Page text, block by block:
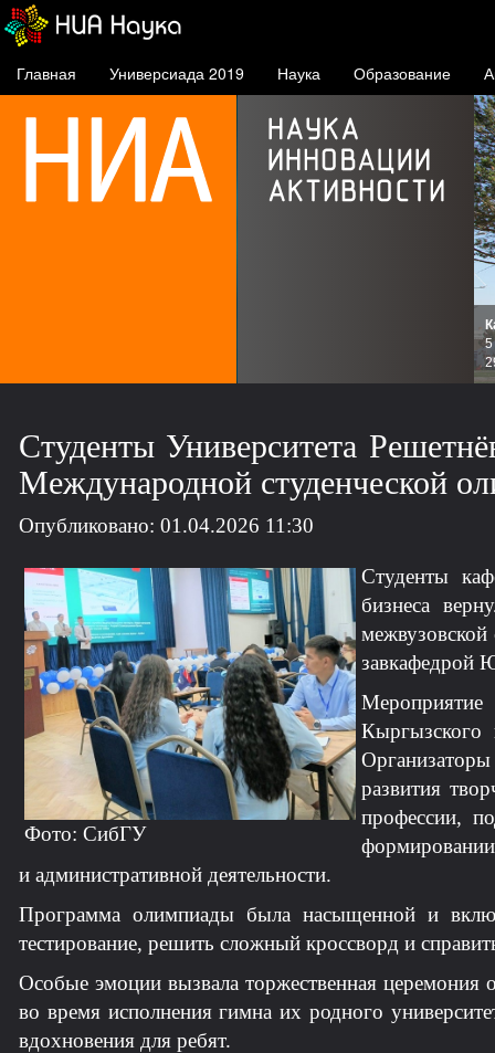
Главная Универсиада 2019 Наука Образование
5
Студенты Университета
Международной студенческой
Опубликовано: 01.04.2026 11:30
Фото: СибГУ
Студенты
бизнеса
межвузовской
завкафедрой
Кыргызского
развития
профессии,
формировании
и административной деятельности.
Программа олимпиады была насыщенной и
тестирование, решить сложный кроссворд и
Особые эмоции вызвала торжественная
во время исполнения гимна их родного
вдохновения для ребят.